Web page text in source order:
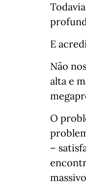
E
Não
alta e
O
–